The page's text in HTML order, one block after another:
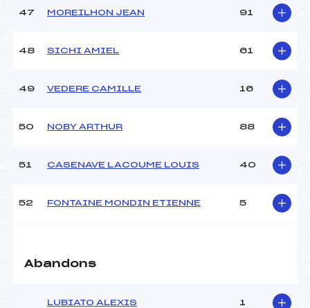
47 MOREILHON JEAN 91
48 SICHI AMIEL 61
49 VEDERE CAMILLE 16
50 NOBY ARTHUR 88
51 CASENAVE LACOUME LOUIS 40
52 FONTAINE MONDIN ETIENNE 5
Abandons
LUBIATO ALEXIS 1